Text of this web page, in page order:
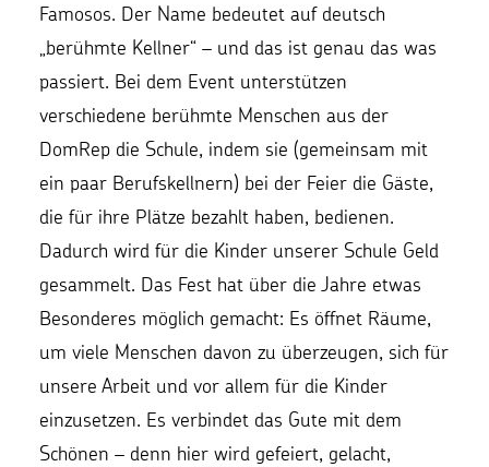
Famosos. Der Name bedeutet auf deutsch
„berühmte Kellner“ – und das ist genau das was
passiert. Bei dem Event unterstützen
verschiedene berühmte Menschen aus der
DomRep die Schule, indem sie (gemeinsam mit
ein paar Berufskellnern) bei der Feier die Gäste,
die für ihre Plätze bezahlt haben, bedienen.
Dadurch wird für die Kinder unserer Schule Geld
gesammelt. Das Fest hat über die Jahre etwas
Besonderes möglich gemacht: Es öffnet Räume,
um viele Menschen davon zu überzeugen, sich für
unsere Arbeit und vor allem für die Kinder
einzusetzen. Es verbindet das Gute mit dem
Schönen – denn hier wird gefeiert, gelacht,